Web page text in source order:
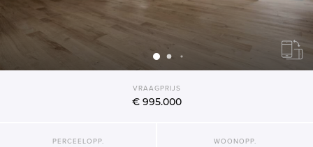
VRAAGPRIJS
€ 995.000
PERCEELOPP. WOONOPP.